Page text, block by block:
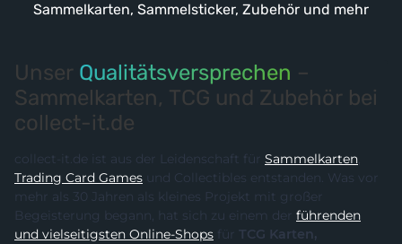
Sammelkarten, Sammelsticker, Zubehör und mehr
Unser Qualitätsversprechen –
Sammelkarten, TCG und Zubehör bei
collect-it.de
collect-it.de ist aus der Leidenschaft für Sammelkarten,
Trading Card Games und Collectibles entstanden. Was vor
mehr als 30 Jahren als kleines Projekt mit großer
Begeisterung begann, hat sich zu einem der führenden
und vielseitigsten Online-Shops für TCG Karten,